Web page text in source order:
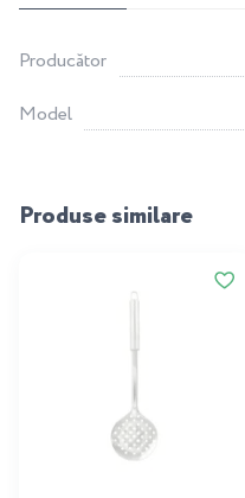
Producător
Model
Produse similare